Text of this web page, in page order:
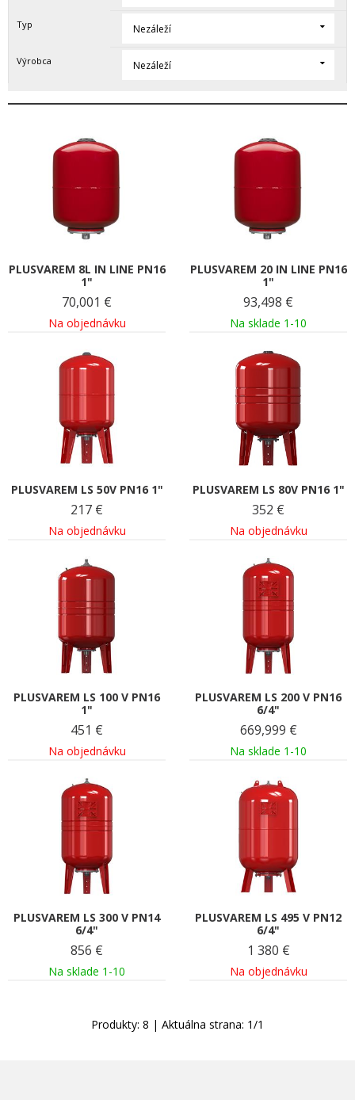
Typ Nezáleží
Výrobca Nezáleží
PLUSVAREM 8L IN LINE PN16
1"
70,001 €
Na objednávku
PLUSVAREM 20 IN LINE PN16
1"
93,498 €
Na sklade 1-10
PLUSVAREM LS 50V PN16 1"
217 €
Na objednávku
PLUSVAREM LS 80V PN16 1"
352 €
Na objednávku
PLUSVAREM LS 100 V PN16
1"
451 €
Na objednávku
PLUSVAREM LS 200 V PN16
6/4"
669,999 €
Na sklade 1-10
PLUSVAREM LS 300 V PN14
6/4"
856 €
Na sklade 1-10
PLUSVAREM LS 495 V PN12
6/4"
1 380 €
Na objednávku
Produkty: 8 | Aktuálna strana: 1/1